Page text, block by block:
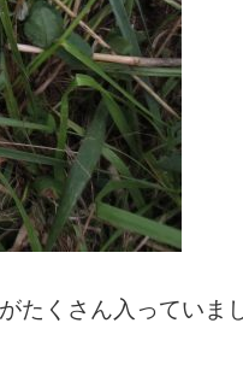
たくさん入っていま